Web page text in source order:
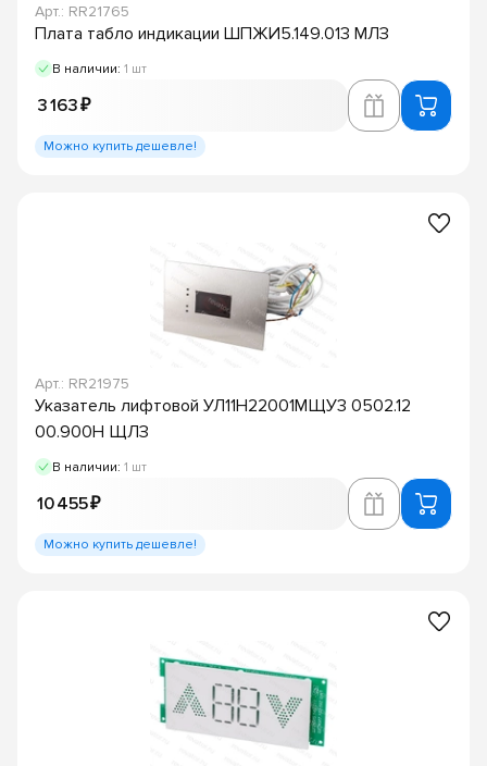
Арт.: RR21765
Плата табло индикации ШПЖИ5.149.013 МЛЗ
В наличии: 1 шт
3 163 ₽
Можно купить дешевле!
Арт.: RR21975
Указатель лифтовой УЛ11Н22001МЩУ3 0502.12
00.900Н ЩЛЗ
В наличии: 1 шт
10 455 ₽
Можно купить дешевле!